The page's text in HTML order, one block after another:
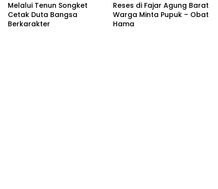
Melalui Tenun Songket
Cetak Duta Bangsa
Berkarakter
Reses di Fajar Agung Barat
Warga Minta Pupuk – Obat
Hama